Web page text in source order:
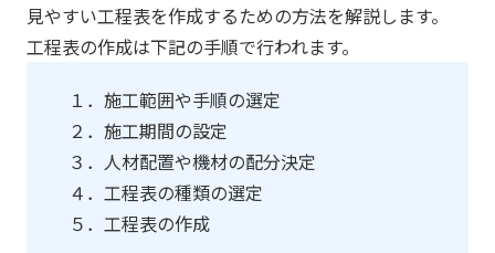
見やすい工程表を作成するための方法を解説します。
工程表の作成は下記の手順で行われます。
１．施工範囲や手順の選定
２．施工期間の設定
３．人材配置や機材の配分決定
４．工程表の種類の選定
５．工程表の作成